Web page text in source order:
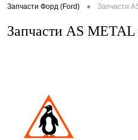
Запчасти Форд (Ford) • Запчасти
Запчасти AS METAL